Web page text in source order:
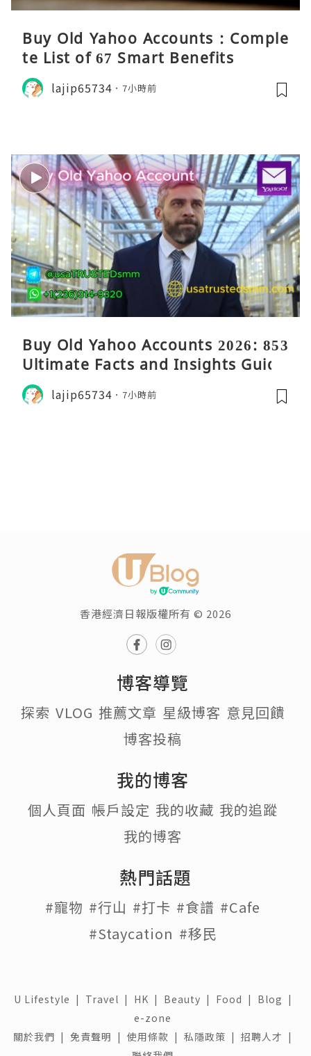
Buy Old Yahoo Accounts : Comple
te List of 67 Smart Benefits
lajip65734 7小時前
Buy Old Yahoo Accounts 2026: 853
Ultimate Facts and Insights Guide
lajip65734 7小時前
香港經濟日報版權所有 © 2026
博客導覽
探索 VLOG 推薦文章 星級博客 意見回饋
博客投稿
我的博客
個人頁面 帳戶設定 我的收藏 我的追蹤
我的博客
熱門話題
#寵物 #行山 #打卡 #食譜 #Cafe
#Staycation #移民
U Lifestyle | Travel | HK | Beauty | Food | Blog |
e-zone
關於我們 | 免責聲明 | 使用條款 | 私隱政策 | 招聘人才 |